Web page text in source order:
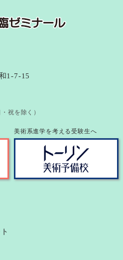
1-7-15
祝を除く）
美術系進学を考える受験生へ